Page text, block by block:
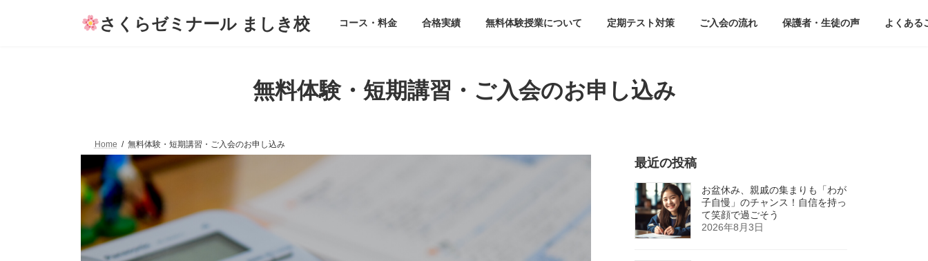
さくらゼミナール ましき校 コース・料金 合格実績 無料体験授業について 定期テスト対策 ご入会の流れ 保護者・生徒の声 よくある
無料体験・短期講習・ご入会のお申し込み
Home 無料体験・短期講習・ご入会のお申し込み
最近の投稿
お盆休み、親戚の集まりも「わが
子自慢」のチャンス！自信を持っ
て笑顔で過ごそう
2026年8月3日